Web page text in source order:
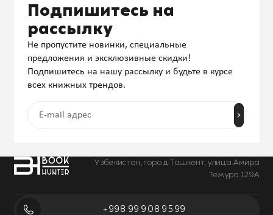
Узбекистан, город Ташкент, улица Амира
Темура 129А
+998 99 908 95 99
Подпишитесь на
рассылку
Не пропустите новинки, специальные
предложения и эксклюзивные скидки!
Подпишитесь на нашу рассылку и будьте в курсе
всех книжных трендов.